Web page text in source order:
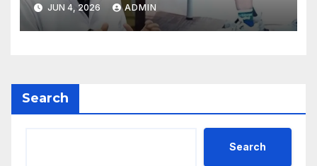
JUN 4, 2026 ADMIN
Search
Search